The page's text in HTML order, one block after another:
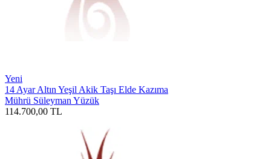
Yeni
14 Ayar Altın Yeşil Akik Taşı Elde Kazıma
Mührü Süleyman Yüzük
114.700,00 TL